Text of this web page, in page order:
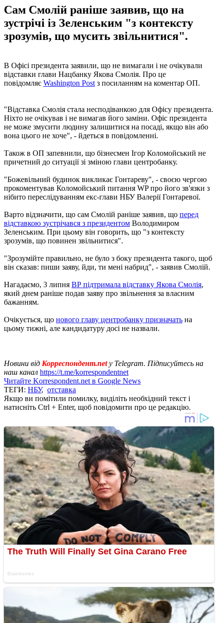
Сам Смолій раніше заявив, що на
зустрічі із Зеленським "з контексту
зрозумів, що мусить звільнитися".
В Офісі президента заявили, що не вимагали і не очікували
відставки глави Нацбанку Якова Смолія. Про це
повідомляє Washington Post з посиланням на коментар ОП.
"Відставка Смолія стала несподіванкою для Офісу президента.
Ніхто не очікував і не вимагав його заміни. Офіс президента
не може змусити людину залишитися на посаді, якщо він або
вона цього не хоче", - йдеться в повідомленні.
Також в ОП запевнили, що бізнесмен Ігор Коломойський не
причетний до ситуації зі зміною глави центробанку.
"Божевільний будинок викликає Гонтареву", - своєю чергою
прокоментував Коломойський питання WP про його зв'язки з
нібито переслідуванням екс-глави НБУ Валерії Гонтаревої.
Варто відзначити, що сам Смолій раніше заявив, що перед
відставкою зустрічався з президентом Володимиром
Зеленським. При цьому він говорить, що "з контексту
зрозумів, що повинен звільнитися".
"Зрозумійте правильно, не було з боку президента такого, щоб
він сказав: пиши заяву, йди, ти мені набрид", - заявив Смолій.
Нагадаємо, 3 липня ВР підтримала відставку Якова Смолія,
який днем ​​раніше подав заяву про звільнення за власним
бажанням.
Очікується, що нового главу центробанку призначать на
цьому тижні, але кандидатуру досі не назвали.
Новини від Корреспондент.net у Telegram. Підписуйтесь на
наш канал https://t.me/korrespondentnet
Читайте Korrespondent.net в Google News
ТЕГИ: НБУ, отставка
Якщо ви помітили помилку, виділіть необхідний текст і
натисніть Ctrl + Enter, щоб повідомити про це редакцію.